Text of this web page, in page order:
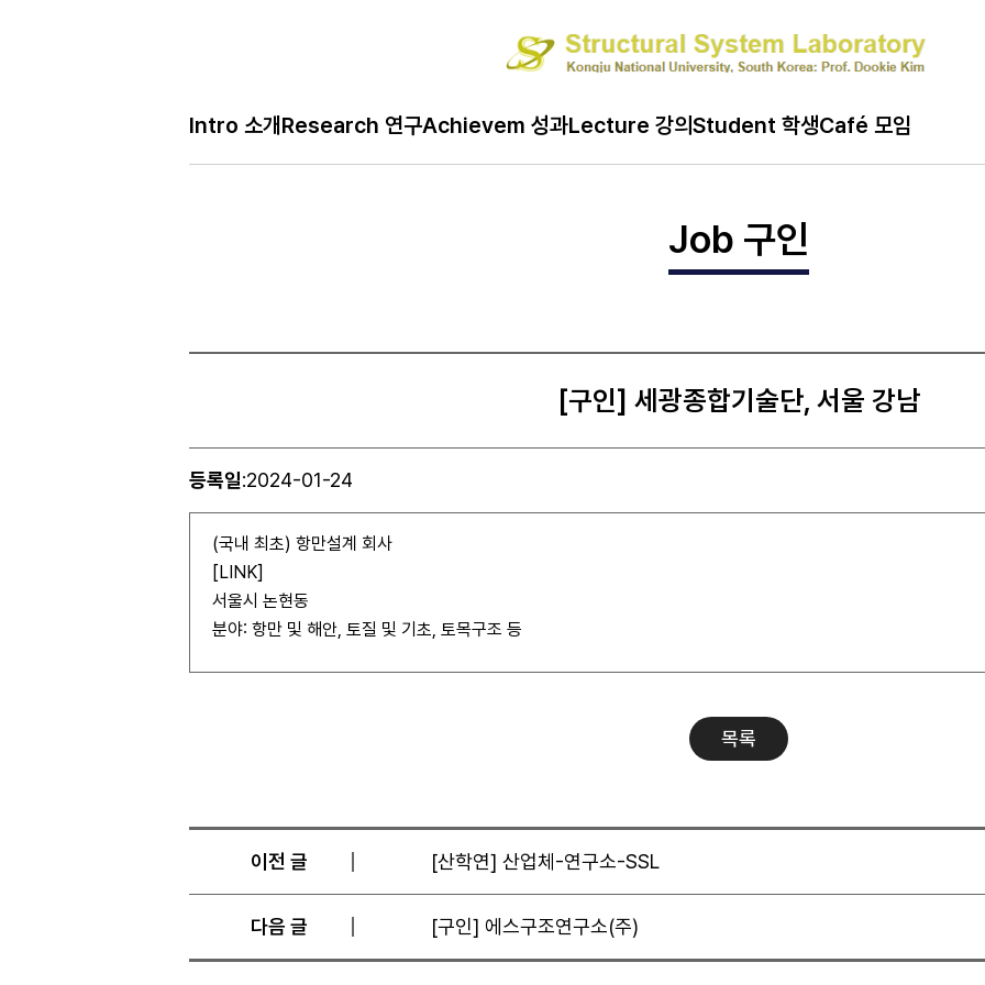
Intro 소개 Research 연구Achievem 성과Lecture 강의Student 학생Café 모임
Job 구인
[구인] 세광종합기술단, 서울 강남
등록일:2024-01-24
(국내 최초) 항만설계 회사
[LINK]
서울시 논현동
분야: 항만 및 해안, 토질 및 기초, 토목구조 등
목록
이전 글 [산학연] 산업체-연구소-SSL
다음 글 [구인] 에스구조연구소(주)